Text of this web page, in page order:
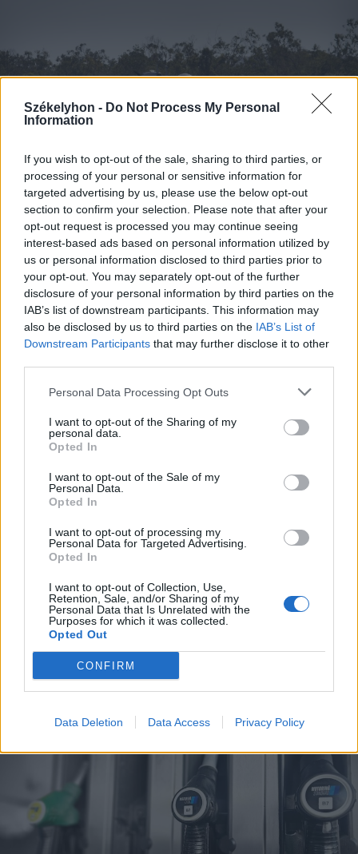
Székelyhon - Do Not Process My Personal
Information
If you wish to opt-out of the sale, sharing to third parties, or
processing of your personal or sensitive information for
targeted advertising by us, please use the below opt-out
section to confirm your selection. Please note that after your
opt-out request is processed you may continue seeing
interest-based ads based on personal information utilized by
us or personal information disclosed to third parties prior to
your opt-out. You may separately opt-out of the further
disclosure of your personal information by third parties on the
IAB’s list of downstream participants. This information may
also be disclosed by us to third parties on the IAB’s List of
Downstream Participants that may further disclose it to other
Personal Data Processing Opt Outs
I want to opt-out of the Sharing of my
personal data.
Opted In
I want to opt-out of the Sale of my
Personal Data.
Opted In
I want to opt-out of processing my
Personal Data for Targeted Advertising.
Opted In
I want to opt-out of Collection, Use,
Retention, Sale, and/or Sharing of my
Personal Data that Is Unrelated with the
Purposes for which it was collected.
Opted Out
CONFIRM
Data Deletion Data Access Privacy Policy
2026. augusztus 08., szombat
Románia irányából érkező ukrán
csalidrón robbant fel Bulgáriában –
frissítve
2026. augusztus 08., szombat
Vaddisznó szaladt le a budapesti
metróba, felszállt az egyik kocsira,
majd kilőtték – videóval